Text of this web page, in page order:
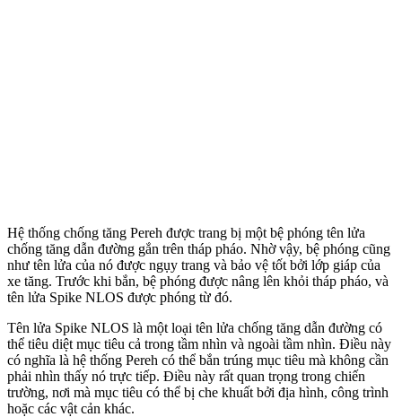
Hệ thống chống tăng Pereh được trang bị một bệ phóng tên lửa
chống tăng dẫn đường gắn trên tháp pháo. Nhờ vậy, bệ phóng cũng
như tên lửa của nó được ngụy trang và bảo vệ tốt bởi lớp giáp của
xe tăng. Trước khi bắn, bệ phóng được nâng lên khỏi tháp pháo, và
tên lửa Spike NLOS được phóng từ đó.
Tên lửa Spike NLOS là một loại tên lửa chống tăng dẫn đường có
thể tiêu diệt mục tiêu cả trong tầm nhìn và ngoài tầm nhìn. Điều này
có nghĩa là hệ thống Pereh có thể bắn trúng mục tiêu mà không cần
phải nhìn thấy nó trực tiếp. Điều này rất quan trọng trong chiến
trường, nơi mà mục tiêu có thể bị che khuất bởi địa hình, công trình
hoặc các vật cản khác.